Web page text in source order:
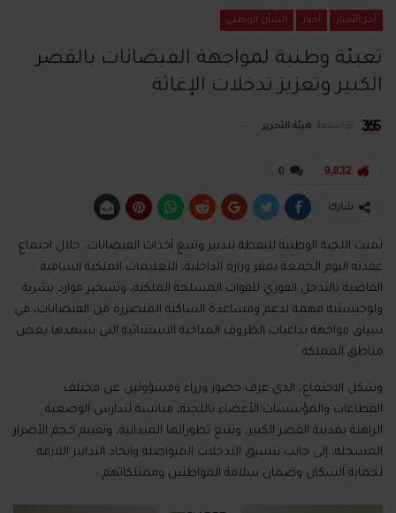
آخر الأخبار أخبار الشأن الوطني
تعبئة وطنية لمواجهة الفيضانات بالقصر
الكبير وتعزيز تدخلات الإغاثة
بواسطة هيئة التحرير
0 9,832
شارك
ثمنت اللجنة الوطنية لليقظة لتدبير وتتبع أحداث الفيضانات، خلال اجتماع
عقدته اليوم الجمعة بمقر وزارة الداخلية، التعليمات الملكية السامية
القاضية بالتدخل الفوري للقوات المسلحة الملكية، وتسخير موارد بشرية
ولوجيستية مهمة لدعم ومساعدة الساكنة المتضررة من الفيضانات، في
سياق مواجهة تداعيات الظروف المناخية الاستثنائية التي تشهدها بعض
مناطق المملكة.
وشكل الاجتماع، الذي عرف حضور وزراء ومسؤولين عن مختلف
القطاعات والمؤسسات الأعضاء باللجنة، مناسبة لتدارس الوضعية
الراهنة بمدينة القصر الكبير، وتتبع تطوراتها الميدانية، وتقييم حجم الأضرار
المسجلة، إلى جانب تنسيق التدخلات المتواصلة واتخاذ التدابير اللازمة
لحماية السكان وضمان سلامة المواطنين وممتلكاتهم.